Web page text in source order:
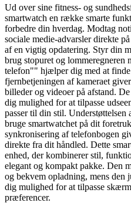
Ud over sine fitness- og
smartwatch en række smarte
forbedre din hverdag. Modtag
sociale medie-advarsler direkte
af en vigtig opdatering. Styr din
brug stopuret og
telefon"" hjælper dig med at
fjernbetjeningen af kameraet
billeder og videoer på afstand.
dig mulighed for at tilpasse
passer til din stil. Understøttelsen
bruge smartwatchet på dit
synkronisering af telefonbogen
direkte fra dit håndled. Dette
enhed, der kombinerer stil,
elegant og kompakt pakke. Den
og bekvem opladning, mens den
dig mulighed for at tilpasse
præferencer.